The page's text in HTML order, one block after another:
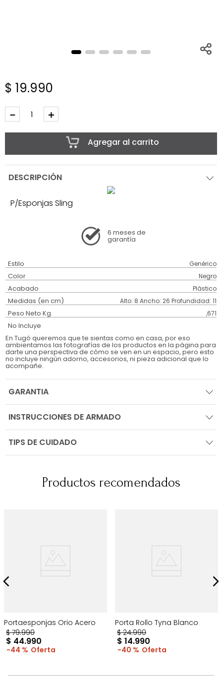
$ 19.990
＋
－
Agregar al carrito
DESCRIPCIÓN
P/Esponjas Sling
6 meses de
garantía
Estilo Genérico
Color Negro
Acabado Plástico
Medidas (en cm) Alto: 8 Ancho: 26 Profundidad: 11
Peso Neto Kg. ,671
No Incluye
En Tugó queremos que te sientas como en casa, por eso
ambientamos las fotografías de los productos en la página para
darte una perspectiva de cómo se ven en un espacio, pero esto
no incluye ningún adorno, accesorios, ni pieza adicional que lo
acompañe.
GARANTIA
INSTRUCCIONES DE ARMADO
TIPS DE CUIDADO
Productos recomendados
Portaesponjas Orio Acero
$ 79.990
$ 44.990
44 %
Porta Rollo Tyna Blanco
$ 24.990
$ 14.990
40 %